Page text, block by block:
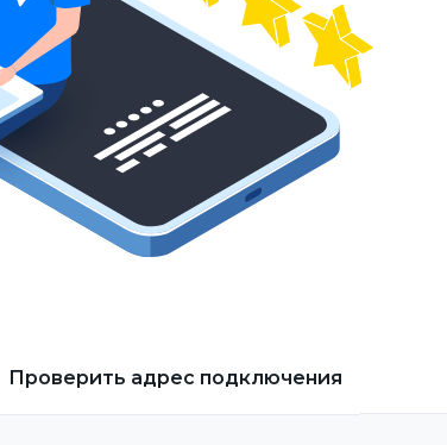
Проверить адрес подключения